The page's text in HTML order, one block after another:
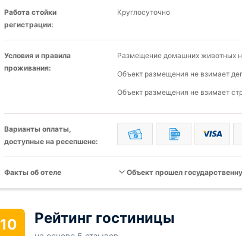
Работа стойки
регистрации:
Круглосуточно
Условия и правила
проживания:
Размещение домашних животных
Объект размещения не взимает
Объект размещения не взимает
Варианты оплаты,
доступные на ресепшене:
Факты об отеле Объект прошел
10 Рейтинг гостиницы